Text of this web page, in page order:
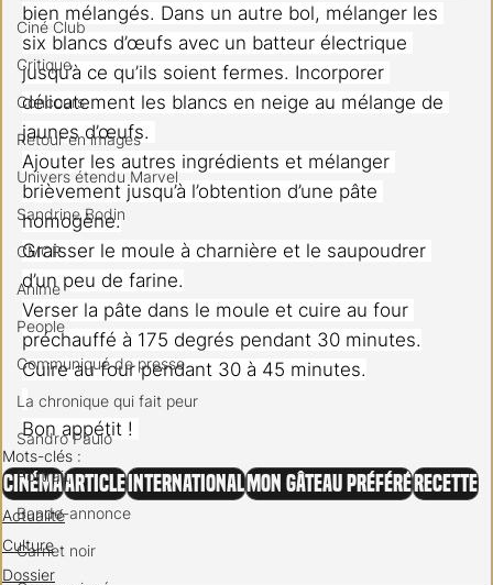
Ciné Club
Critique
Concours
Retour en images
Univers étendu Marvel
Sandrine Bodin
CMCR
Anime
People
Communiqué de presse
La chronique qui fait peur
Sandro Paulo
Portrait
Bande-annonce
Carnet noir
bien mélangés. Dans un autre bol, mélanger les
six blancs d’œufs avec un batteur électrique
jusqu’à ce qu’ils soient fermes. Incorporer
délicatement les blancs en neige au mélange de
jaunes d’œufs.
Ajouter les autres ingrédients et mélanger
brièvement jusqu’à l’obtention d’une pâte
homogène.
Graisser le moule à charnière et le saupoudrer
d’un peu de farine.
Verser la pâte dans le moule et cuire au four
préchauffé à 175 degrés pendant 30 minutes.
Cuire au four pendant 30 à 45 minutes.
Bon appétit !
Mots-clés :
CinémaArticle InternationalMon gâteau préféré Recette
Actualité
Culture
Dossier